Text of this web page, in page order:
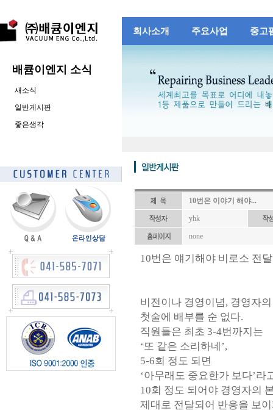
회사소개 주요사업 중고
배큠이엔지 소식
새소식
일반게시판
좋은생각
10번은 이야기 해야...
yhk
none
10번은 얘기해야 비로소 전
비전이나 경영이념, 경영자
첫술에 배부를 순 없다.
직원들은 최초 3-4번까지는
‘또 같은 소리하네’,
5-6회 정도 되면
‘아무래도 중요한가 보다’라
10회 정도 되어야 경영자의
제대로 전달되어 반응을 보